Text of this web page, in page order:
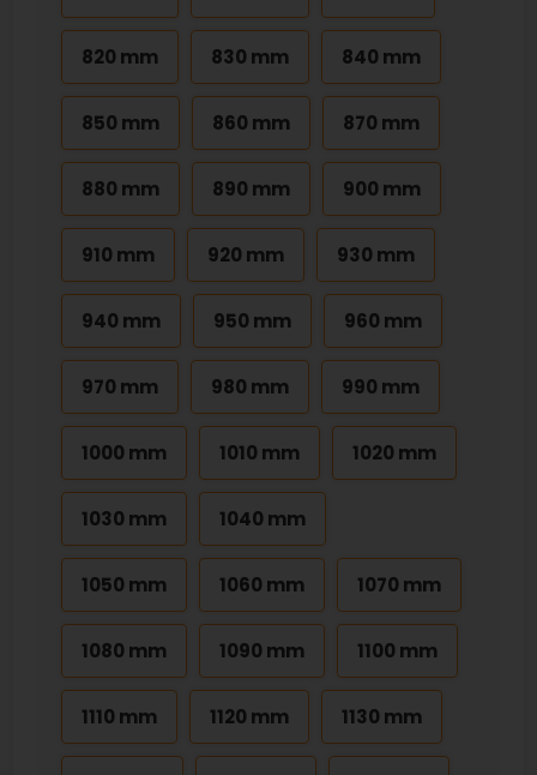
820 mm 830 mm 840 mm
850 mm 860 mm 870 mm
880 mm 890 mm 900 mm
910 mm 920 mm 930 mm
940 mm 950 mm 960 mm
970 mm 980 mm 990 mm
1000 mm 1010 mm 1020 mm
1030 mm 1040 mm
1050 mm 1060 mm 1070 mm
1080 mm 1090 mm 1100 mm
1110 mm 1120 mm 1130 mm